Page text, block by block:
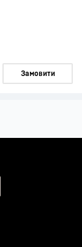
Замовити